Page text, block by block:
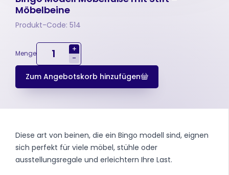
Möbelbeine
Produkt-Code: 514
Menge
+
-
Zum Angebotskorb hinzufügen
Diese art von beinen, die ein Bingo modell sind, eignen
sich perfekt für viele möbel, stühle oder
ausstellungsregale und erleichtern Ihre Last.